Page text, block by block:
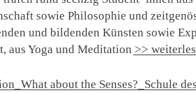
sowie Philosophie und
und bildenden Künsten sowie
aus Yoga und Meditation>>
about the Senses?_Schule